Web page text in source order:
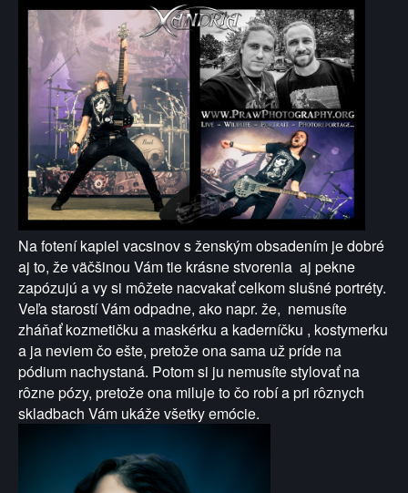
Na fotení kapiel vacsinov s ženským obsadením je dobré
aj to, že väčšinou Vám tie krásne stvorenia aj pekne
zapózujú a vy si môžete nacvakať celkom slušné portréty.
Veľa starostí Vám odpadne, ako napr. že, nemusíte
zháňať kozmetičku a maskérku a kaderníčku , kostymerku
a ja neviem čo ešte, pretože ona sama už príde na
pódium nachystaná. Potom si ju nemusíte stylovať na
rôzne pózy, pretože ona miluje to čo robí a pri rôznych
skladbach Vám ukáže všetky emócie.